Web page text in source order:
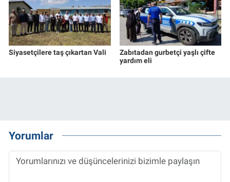
Siyasetçilere taş çıkartan Vali
Zabıtadan gurbetçi yaşlı çifte
yardım eli
Yorumlar